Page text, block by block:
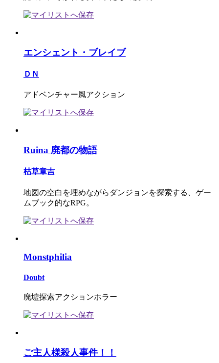
エンシェント・ブレイブ
ＤＮ
アドベンチャー風アクション
Ruina 廃都の物語
枯草章吉
地図の空白を埋めながらダンジョンを探索する、ゲー
ムブック的なRPG。
Monstphilia
Doubt
廃墟探索アクションホラー
ご主人様殺人事件！！